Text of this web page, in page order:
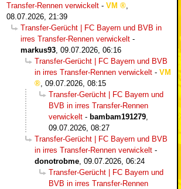
Transfer-Rennen verwickelt - VM
08.07.2026, 21:39
Transfer-Gerücht | FC Bayern und BVB in
irres Transfer-Rennen verwickelt -
markus93 09.07.2026, 06:16
Transfer-Gerücht | FC Bayern und BVB
in irres Transfer-Rennen verwickelt - VM
09.07.2026, 08:15
Transfer-Gerücht | FC Bayern und
BVB in irres Transfer-Rennen
verwickelt - bambam191279
09.07.2026, 08:27
Transfer-Gerücht | FC Bayern und BVB
in irres Transfer-Rennen verwickelt -
donotrobme 09.07.2026, 06:24
Transfer-Gerücht | FC Bayern und
BVB in irres Transfer-Rennen